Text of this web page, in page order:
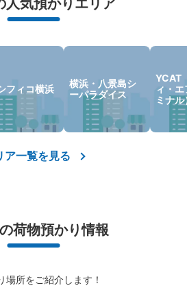
人気預かりエリア
フィコ横浜
横浜・八景島シ
ーパラダイス
YCAT
ィ・
ミナル
ア一覧を見る
荷物預かり情報
場所をご紹介します！